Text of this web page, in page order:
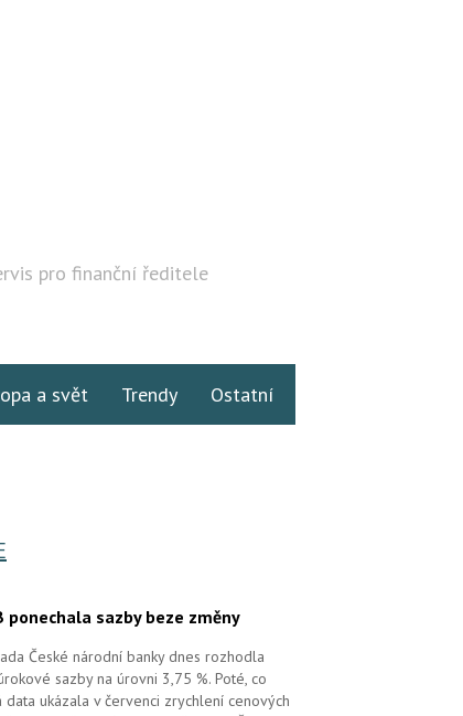
pro finanční ředitele
a svět Trendy Ostatní
ponechala sazby beze změny
České národní banky dnes rozhodla
sazby na úrovni 3,75 %. Poté, co
data ukázala v červenci zrychlení cenových